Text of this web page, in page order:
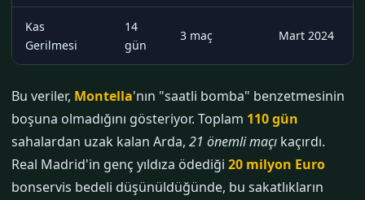
Kas
Gerilmesi
14
gün
3 maç Mart 2024
Bu veriler, Montella'nın "saatli bomba" benzetmesinin
boşuna olmadığını gösteriyor. Toplam 110 gün
sahalardan uzak kalan Arda, 21 önemli maçı kaçırdı.
Real Madrid'in genç yıldıza ödediği 20 milyon Euro
bonservis bedeli düşünüldüğünde, bu sakatlıkların